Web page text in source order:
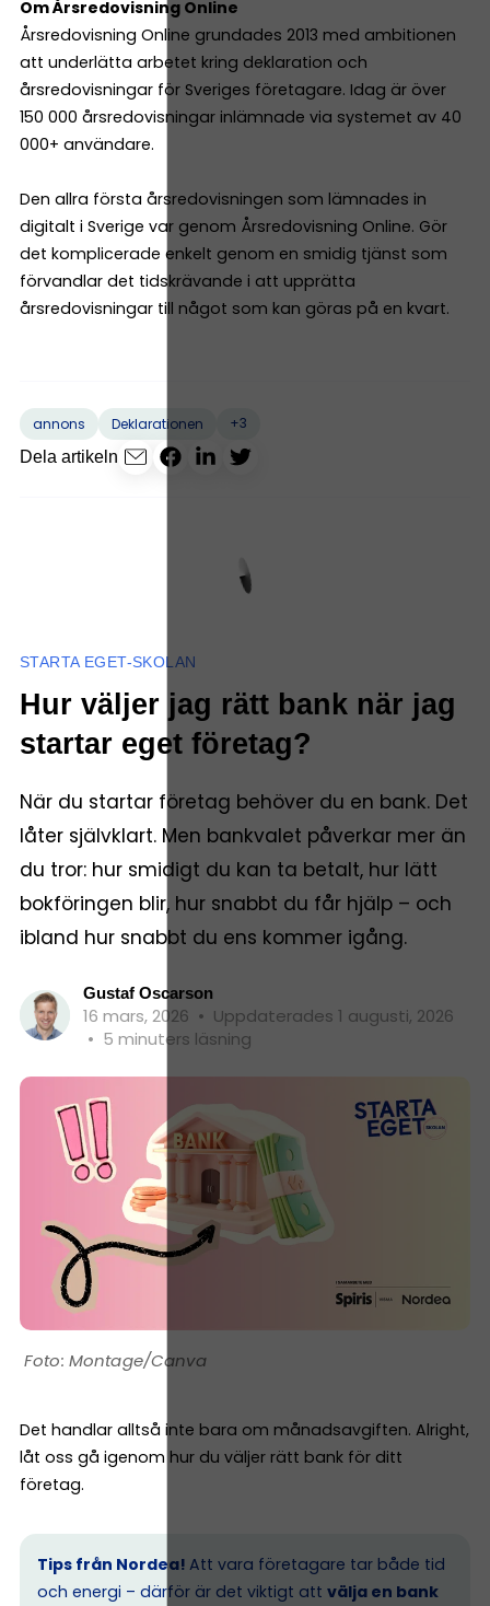
Om Årsredovisning Online
Årsredovisning Online grundades 2013 med ambitionen
att underlätta arbetet kring deklaration och
årsredovisningar för Sveriges företagare. Idag är över
150 000 årsredovisningar inlämnade via systemet av 40
000+ användare.
Den allra första årsredovisningen som lämnades in
digitalt i Sverige var genom Årsredovisning Online. Gör
det komplicerade enkelt genom en smidig tjänst som
förvandlar det tidskrävande i att upprätta
årsredovisningar till något som kan göras på en kvart.
annons Deklarationen
+3
Dela artikeln
STARTA EGET-SKOLAN
Hur väljer jag rätt bank när jag
startar eget företag?
När du startar företag behöver du en bank. Det
låter självklart. Men bankvalet påverkar mer än
du tror: hur smidigt du kan ta betalt, hur lätt
bokföringen blir, hur snabbt du får hjälp – och
ibland hur snabbt du ens kommer igång.
Gustaf Oscarson
16 mars, 2026 • Uppdaterades 1 augusti, 2026
• 5 minuters läsning
Montage/Canva
Det handlar alltså inte bara om månadsavgiften. Alright,
låt oss gå igenom hur du väljer rätt bank för ditt
företag.
Tips från Nordea! Att vara företagare tar både tid
och energi – därför är det viktigt att välja en bank